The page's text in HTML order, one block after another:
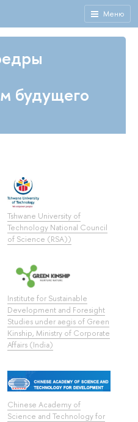
Меню
будущего
Tshwane University of
Technology National Council
of Science (RSA))
Institute for Sustainable
Development and Foresight
Studies under aegis of Green
Kinship, Ministry of Corporate
Affairs (India)
Chinese Academy of
Science and Technology for